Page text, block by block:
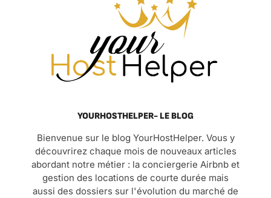
YOURHOSTHELPER- LE BLOG
Bienvenue sur le blog YourHostHelper. Vous y
découvrirez chaque mois de nouveaux articles
abordant notre métier : la conciergerie Airbnb et
gestion des locations de courte durée mais
aussi des dossiers sur l'évolution du marché de